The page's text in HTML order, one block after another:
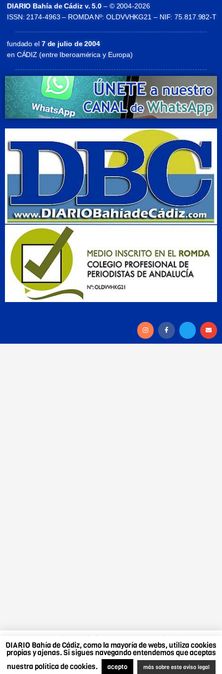
DIARIO Bahía de Cádiz v. 5.0 – © 2004-2026
ISSN: 2174-4963 – ROMDA Nº: OLDVVHKG21 – NIF: 75.817.982-T
fundado el7 de julio de 2004
en CÁDIZ (entre Iberoamérica y Europa)
DIARIO Bahía de Cádiz, como la mayoría de webs, utiliza cookies
propias y ajenas. Si sigues navegando entendemos que aceptas
nuestra política de cookies.
acepto más sobre este aviso legal
DIARIO Bahía de Cádiz, como la mayoría de webs,
utiliza cookies propias y ajenas. Si sigues navegando
entendemos que aceptas nuestra política de cookies.
Más sobre este aviso legal
Acepto